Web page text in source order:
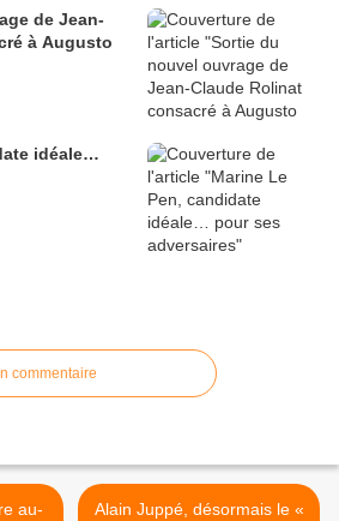
de Jean-
à Augusto
idéale…
commentaire
Alain Juppé, désormais le «